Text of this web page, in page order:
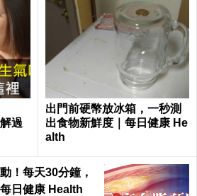
過
出門前硬幣放冰箱，一秒測
出食物新鮮度｜每日健康 He
alth
！每天30分鐘，
日健康 Health